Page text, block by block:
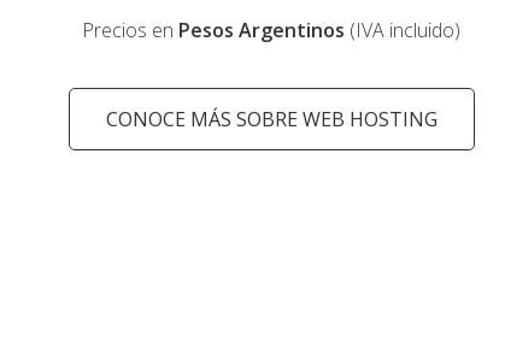
Precios en Pesos Argentinos (IVA incluido)
CONOCE MÁS SOBRE WEB HOSTING